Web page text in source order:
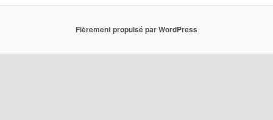
Fièrement propulsé par WordPress